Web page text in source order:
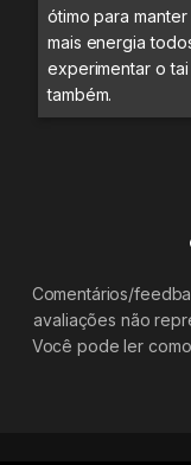
ótimo para
mais energia
experimentar o
também.
Comentários/
avaliações não
Você pode ler